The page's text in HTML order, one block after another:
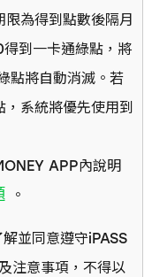
為得到點數後隔月
到一卡通綠點，將
點將自動消滅。若
系統將優先使用到
APP內說明
。
並同意遵守iPASS
注意事項，不得以